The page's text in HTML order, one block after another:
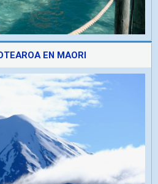
EN MAORI